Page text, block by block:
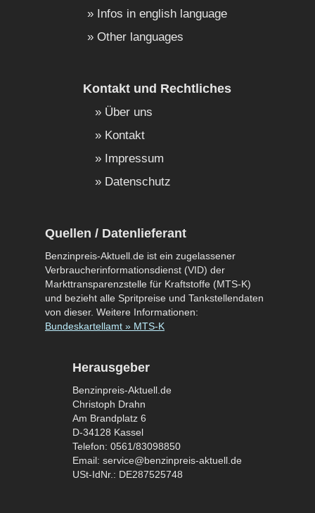
Infos in english language
Other languages
Kontakt und Rechtliches
Über uns
Kontakt
Impressum
Datenschutz
Quellen / Datenlieferant
Benzinpreis-Aktuell.de ist ein zugelassener
Verbraucherinformationsdienst (VID) der
Markttransparenzstelle für Kraftstoffe (MTS-K)
und bezieht alle Spritpreise und Tankstellendaten
von dieser. Weitere Informationen:
Bundeskartellamt » MTS-K
Herausgeber
Benzinpreis-Aktuell.de
Christoph Drahn
Am Brandplatz 6
D-34128 Kassel
Telefon: 0561/83098850
Email: service@benzinpreis-aktuell.de
USt-IdNr.: DE287525748